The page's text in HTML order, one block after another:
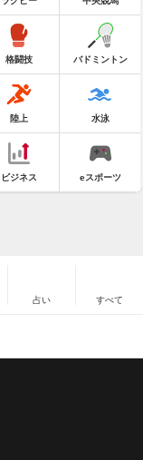
格闘技 バドミントン
陸上 水泳
ビジネス eスポーツ
占い すべて